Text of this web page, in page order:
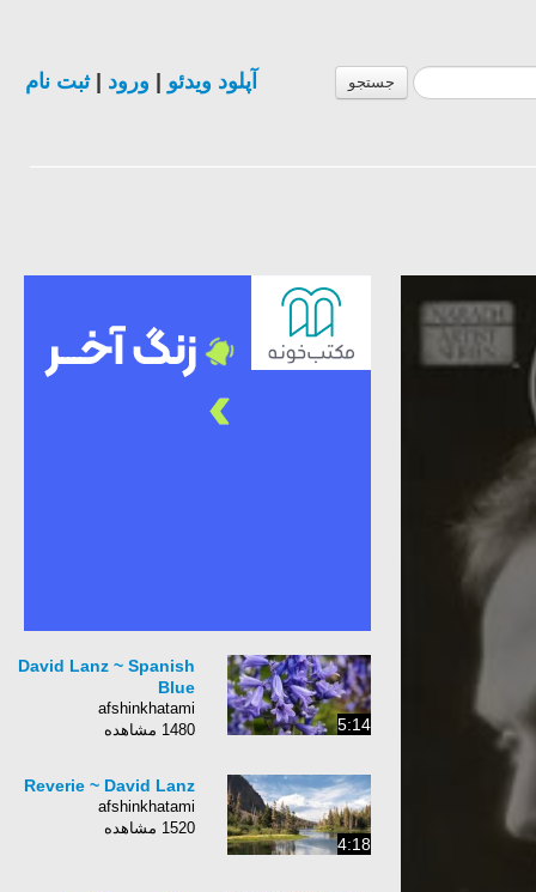
جستجو آپلود ویدئو ورود |ثبت نام
5:14
David Lanz ~ Spanish
Blue
afshinkhatami
1480 مشاهده
4:18
Reverie ~ David Lanz
afshinkhatami
1520 مشاهده